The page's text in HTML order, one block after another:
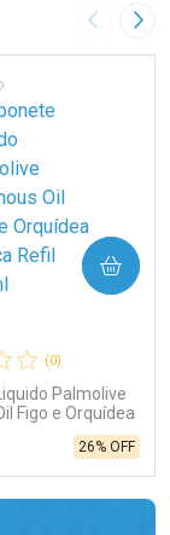
Imagem
(0)
Palmolive
Figo e Orquídea
26% OFF
COMPRAR